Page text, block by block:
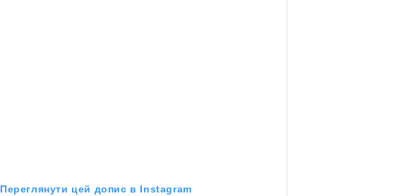
Переглянути цей допис в Instagram